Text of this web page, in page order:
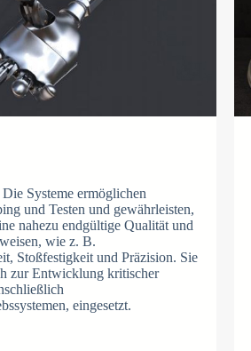
Systeme ermöglichen
und Testen und gewährleisten,
nahezu endgültige Qualität und
wie z. B.
Stoßfestigkeit und Präzision. Sie
zur Entwicklung kritischer
eingesetzt.